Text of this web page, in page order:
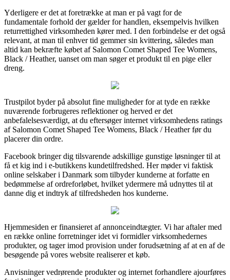
Yderligere er det at foretrække at man er på vagt for de
fundamentale forhold der gælder for handlen, eksempelvis hvilken
returrettighed virksomheden kører med. I den forbindelse er det også
relevant, at man til enhver tid gemmer sin kvittering, således man
altid kan bekræfte købet af Salomon Comet Shaped Tee Womens,
Black / Heather, uanset om man søger et produkt til en pige eller
dreng.
Trustpilot byder på absolut fine muligheder for at tyde en række
nuværende forbrugeres reflektioner og herved er det
anbefalelsesværdigt, at du eftersøger internet virksomhedens ratings
af Salomon Comet Shaped Tee Womens, Black / Heather før du
placerer din ordre.
Facebook bringer dig tilsvarende adskillige gunstige løsninger til at
få et kig ind i e-butikkens kundetilfredshed. Her møder vi faktisk
online selskaber i Danmark som tilbyder kunderne at forfatte en
bedømmelse af ordreforløbet, hvilket ydermere må udnyttes til at
danne dig et indtryk af tilfredsheden hos kunderne.
Hjemmesiden er finansieret af annonceindtægter. Vi har aftaler med
en række online forretninger idet vi formidler virksomhedernes
produkter, og tager imod provision under forudsætning af at en af de
besøgende på vores website realiserer et køb.
Anvisninger vedrørende produkter og internet forhandlere ajourføres